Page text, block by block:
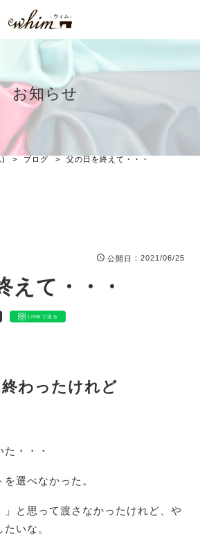
お知らせ
) > ブログ > 父の日を終えて・・・
公開日 ：2021/06/25
えて・・・
LINEで送る
終わったけれど
・・・
選べなかった。
」と思って渡さなかったけれど、や
いな。